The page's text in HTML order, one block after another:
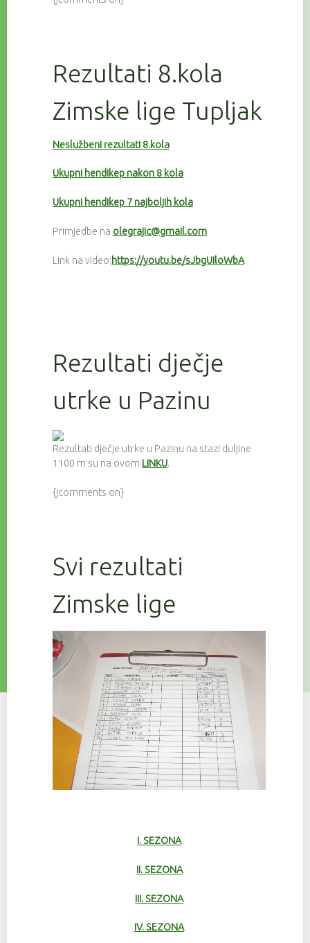
Rezultati 8.kola
Zimske lige Tupljak
Neslužbeni rezultati 8.kola
Ukupni hendikep nakon 8 kola
Ukupni hendikep 7 najboljih kola
Primjedbe na olegrajic@gmail.com
Link na video:https://youtu.be/sJbgUIloWbA
Rezultati dječje
utrke u Pazinu
Rezultati dječje utrke u Pazinu na stazi duljine
1100 m su na ovom LINKU.
{jcomments on}
Svi rezultati
Zimske lige
I. SEZONA
II. SEZONA
III. SEZONA
IV. SEZONA